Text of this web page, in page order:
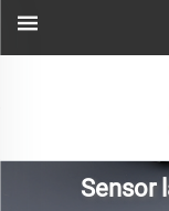
Sensor